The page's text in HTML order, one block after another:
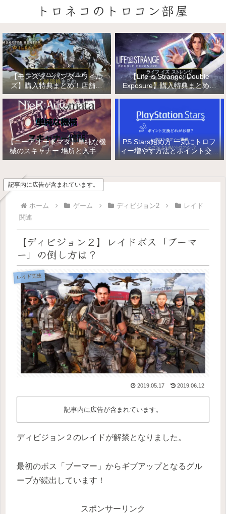
トロネコのトロコン部屋
【モンスターハンターワイル
ズ】購入特典まとめ！店舗特
典・店舗価格比較！
【Life is Strange: Double
Exposure】購入特典まとめ！
店舗特典・店舗価格比較！ライ
スポージャー
【ニーアオートマタ】単純な機
械のスキャナー 場所と入手方
法/複雑な機械と精巧な機械の
PS Stars始め方 一気にトロフ
ィー増やす方法とポイント交換
【PlayStation Stars】
記事内に広告が含まれています。
ホーム ゲーム ディビジョン2
レイド
関連
【ディビジョン２】レイドボス「ブーマ
ー」の倒し方は？
レイド関連
2019.05.17 2019.06.12
記事内に広告が含まれています。
ディビジョン２のレイドが解禁となりました。
最初のボス「ブーマー」からギブアップとなるグル
ープが続出しています！
スポンサーリンク